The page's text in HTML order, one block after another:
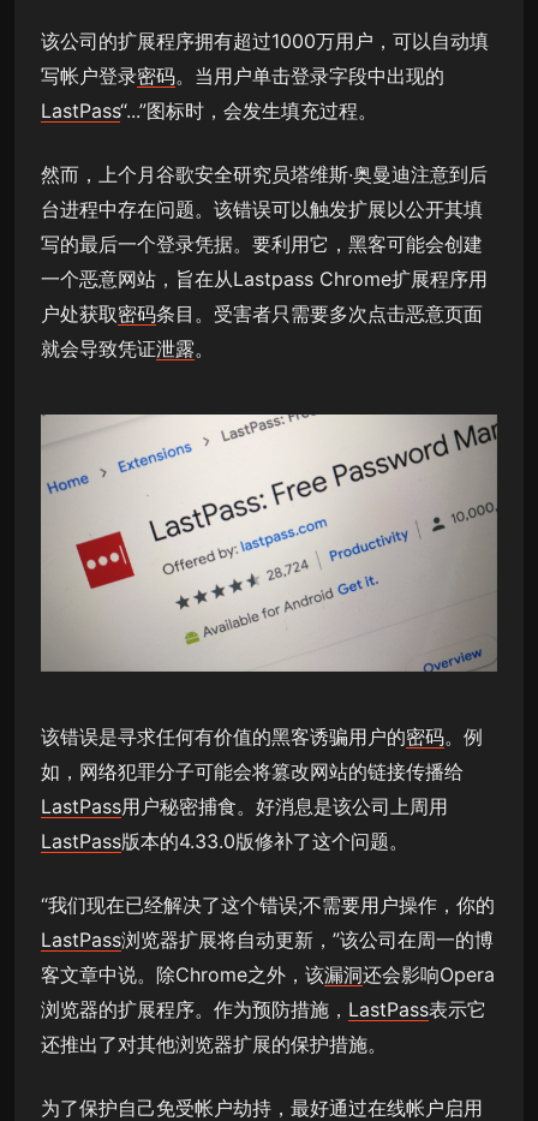
该公司的扩展程序拥有超过1000万用户，可以自动填
写帐户登录密码。当用户单击登录字段中出现的
LastPass“...”图标时，会发生填充过程。
然而，上个月谷歌安全研究员塔维斯·奥曼迪注意到后
台进程中存在问题。该错误可以触发扩展以公开其填
写的最后一个登录凭据。要利用它，黑客可能会创建
一个恶意网站，旨在从Lastpass Chrome扩展程序用
户处获取密码条目。受害者只需要多次点击恶意页面
就会导致凭证泄露。
该错误是寻求任何有价值的黑客诱骗用户的密码。例
如，网络犯罪分子可能会将篡改网站的链接传播给
LastPass用户秘密捕食。好消息是该公司上周用
LastPass版本的4.33.0版修补了这个问题。
“我们现在已经解决了这个错误;不需要用户操作，你的
LastPass浏览器扩展将自动更新，”该公司在周一的博
客文章中说。除Chrome之外，该漏洞还会影响Opera
浏览器的扩展程序。作为预防措施， LastPass表示它
还推出了对其他浏览器扩展的保护措施。
为了保护自己免受帐户劫持，最好通过在线帐户启用